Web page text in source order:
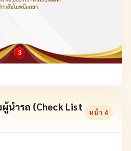
นำรถ (Check List
หน้า 4